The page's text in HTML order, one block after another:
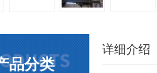
品分类
详细介绍